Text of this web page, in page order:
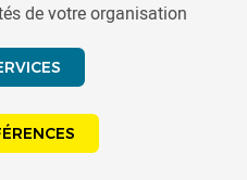
de votre organisation